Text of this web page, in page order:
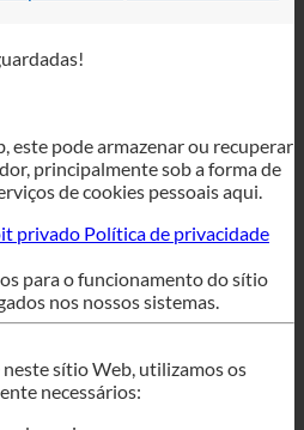
principalmente sob a forma de
de cookies pessoais aqui.
privado
para o funcionamento do sítio
nos nossos sistemas.
necessários: